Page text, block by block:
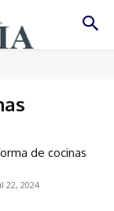
de cocinas
22, 2024